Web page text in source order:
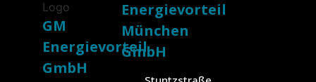
GM
Energievorteil
GmbH
Energievorteil
München
GmbH